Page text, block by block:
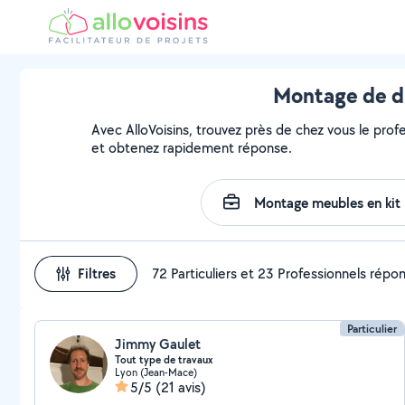
Montage de
Avec AlloVoisins, trouvez près de chez vous le
et obtenez rapidement réponse.
Filtres 72 Particuliers et 23 Professionnels
Particulier
Jimmy Gaulet
Tout type de travaux
Lyon (Jean-Mace)
5/5 (21 avis)